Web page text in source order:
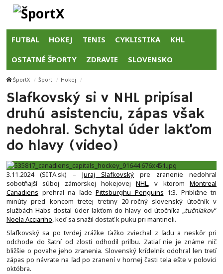
FUTBAL HOKEJ TENIS CYKLISTIKA KHL
OSTATNÉ ŠPORTY ZDRAVIE SLOVENSKO
ŠportX Šport Hokej
Slafkovský si v NHL pripísal
druhú asistenciu, zápas však
nedohral. Schytal úder lakťom
do hlavy (video)
3.11.2024 (SITA.sk) – Juraj Slafkovský pre zranenie nedohral
sobotňajší súboj zámorskej hokejovejNHL, v ktoromMontreal
Canadiens prehral na ľade Pittsburghu Penguins 1:3. Približne tri
minúty pred koncom tretej tretiny 20-ročný slovenský útočník v
službách Habs dostal úder lakťom do hlavy od útočníka „tučniakov“
Noela Acciariho, keď sa snažil dostať k puku pri mantineli.
Slafkovský sa po tvrdej zrážke ťažko zviechal z ľadu a neskôr pri
odchode do šatní od zlosti odhodil prilbu. Zatiaľ nie je známe nič
bližšie o povahe jeho zranenia. Slovenský krídelník odohral len tretí
zápas po návrate na ľad po zranení v hornej časti tela ešte v polovici
októbra.